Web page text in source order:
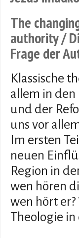
The
authority /
Frage der
Klassische
allem in den
und der
uns vor
Im ersten
neuen
Region in
wen hören
wen hört
Theologie in